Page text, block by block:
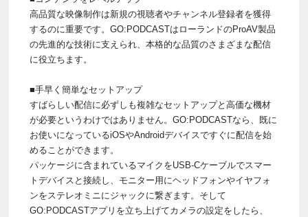
高品質な映像制作は新規の視聴者やチャンネル登録者を獲得
するのに重要です。GO:PODCASTはローランドのProAV製品
の先進的な技術に支えられ、本格的な品質のさまざまな配信
に役立ちます。
■手早く簡単なセットアップ
すばらしい配信に必ずしも複雑なセットアップと高価な機材
が必要というわけではありません。GO:PODCASTなら、既に
お使いになっているiOSやAndroidデバイスですぐに配信を始
めることができます。
パッケージに含まれているマイクをUSB-Cケーブルでスマー
トデバイスと接続し、モニター用にヘッドフォンやイヤフォ
ンをステレオミニにジャックに繋ぎます。そして
GO:PODCASTアプリを立ち上げてカメラの設定をしたら、